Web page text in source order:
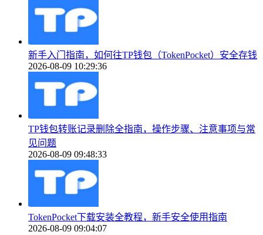
新手入门指南，如何往TP钱包（TokenPocket）安全存钱
2026-08-09 10:29:36
TP钱包转账记录删除全指南，操作步骤、注意事项与常
见问题
2026-08-09 09:48:33
TokenPocket下载安装全教程，新手安全使用指南
2026-08-09 09:04:07